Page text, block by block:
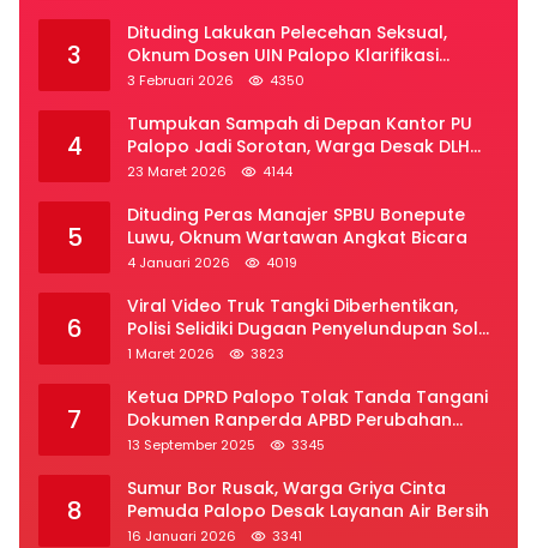
3
Dituding Lakukan Pelecehan Seksual,
Oknum Dosen UIN Palopo Klarifikasi
Kronologi
3 Februari 2026 4350
4
Tumpukan Sampah di Depan Kantor PU
Palopo Jadi Sorotan, Warga Desak DLH
Segera Bertindak
23 Maret 2026 4144
5
Dituding Peras Manajer SPBU Bonepute
Luwu, Oknum Wartawan Angkat Bicara
4 Januari 2026 4019
6
Viral Video Truk Tangki Diberhentikan,
Polisi Selidiki Dugaan Penyelundupan Solar
Subsidi di Palopo
1 Maret 2026 3823
7
Ketua DPRD Palopo Tolak Tanda Tangani
Dokumen Ranperda APBD Perubahan
2025
13 September 2025 3345
8
Sumur Bor Rusak, Warga Griya Cinta
Pemuda Palopo Desak Layanan Air Bersih
16 Januari 2026 3341